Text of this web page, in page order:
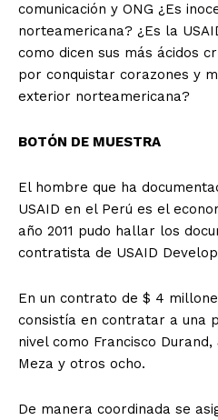
comunicación y ONG ¿Es
norteamericana? ¿Es la
como dicen sus más ácidos
por conquistar corazones y
exterior norteamericana?
BOTÓN DE MUESTRA
El hombre que ha
USAID en el Perú es el
año 2011 pudo hallar los
contratista de USAID
En un contrato de $ 4
consistía en contratar a una
nivel como Francisco
Meza y otros ocho.
De manera coordinada se